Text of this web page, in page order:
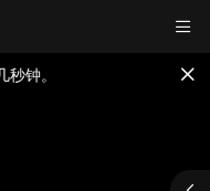
钟。
线路。